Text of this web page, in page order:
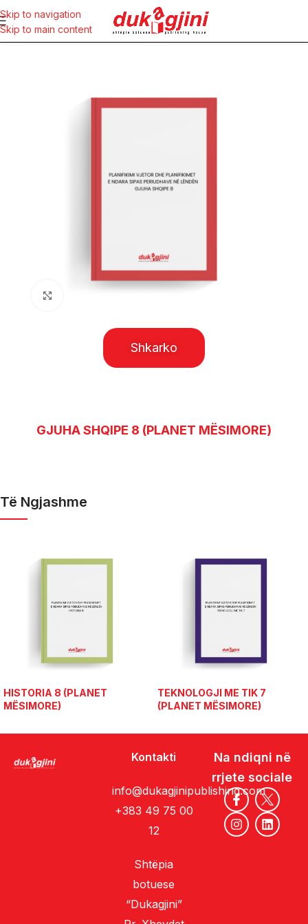
Skip to navigation
Skip to main content
Shkarko
GJUHA SHQIPE 8 (PLANET MËSIMORE)
Të Ngjashme
HISTORIA 8 (PLANET
MËSIMORE)
TEKNOLOGJI ME TIK 7
(PLANET MËSIMORE)
Kontakti
info@dukagjinipublishing.com
+383 49 75 00
12
Shtëpia
botuese
“Dukagjini”
Na ndiqni në
rrjete sociale